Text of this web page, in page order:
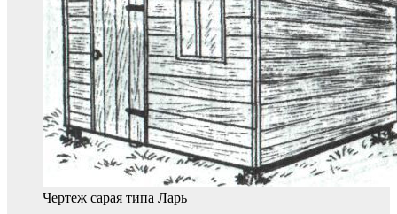
Чертеж сарая типа Ларь